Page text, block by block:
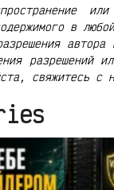
или
в
разрешений
свяжитесь с